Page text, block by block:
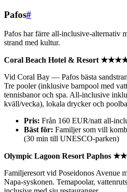
Pafos#
Pafos har färre all-inclusive-alternativ
strand med kultur.
Coral Beach Hotel & Resort
Vid Coral Bay — Pafos bästa
Tre pooler (inklusive barnpool med
tennisbanor och spa. All-inclusive
kväll/vecka), lokala drycker och
Pris: Från 160 EUR/natt all-
Bäst för: Familjer som vill
(30 min till UNESCO-parken)
Olympic Lagoon Resort Paphos
Familjeresort vid Poseidonos Avenue
Napa-syskonen. Temapoolar,